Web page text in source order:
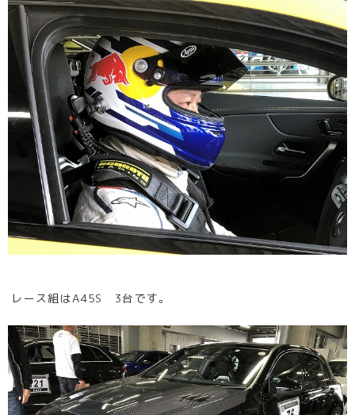
レース組はA45S 3台です。